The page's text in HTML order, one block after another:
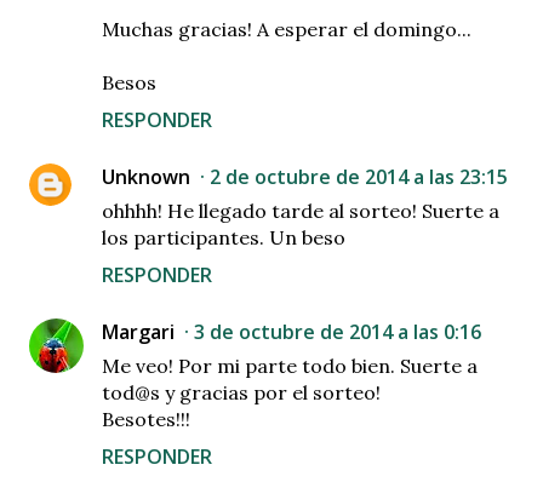
Muchas gracias! A esperar el domingo...
Besos
RESPONDER
Unknown 2 de octubre de 2014 a las 23:15
ohhhh! He llegado tarde al sorteo! Suerte a
los participantes. Un beso
RESPONDER
Margari 3 de octubre de 2014 a las 0:16
Me veo! Por mi parte todo bien. Suerte a
tod@s y gracias por el sorteo!
Besotes!!!
RESPONDER